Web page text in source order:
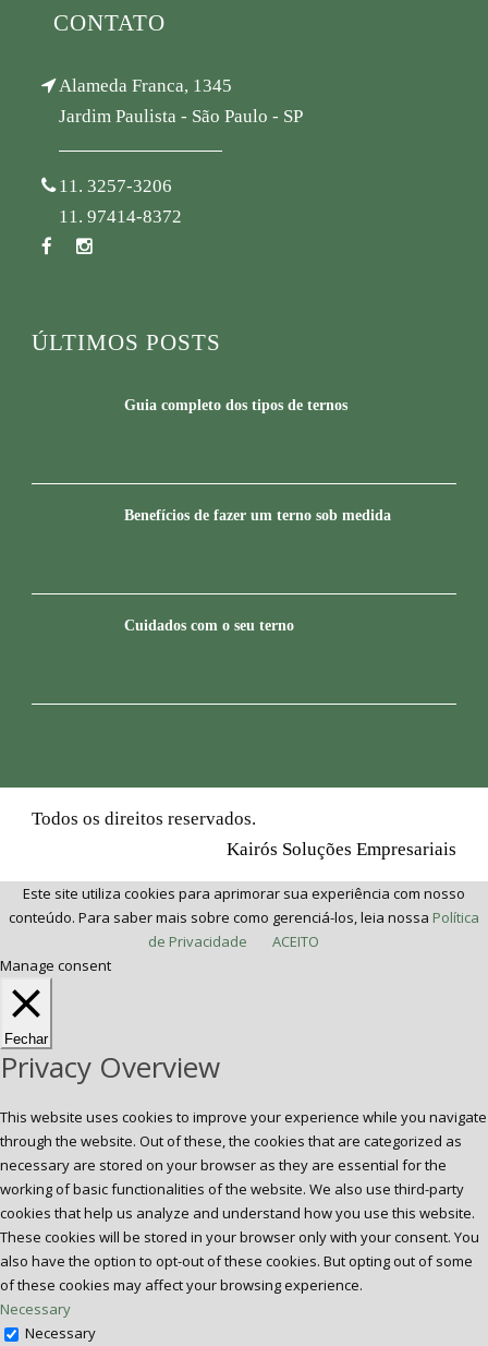
CONTATO
Alameda Franca, 1345
Jardim Paulista - São Paulo - SP
11. 3257-3206
11. 97414-8372
ÚLTIMOS POSTS
Guia completo dos tipos de ternos
Benefícios de fazer um terno sob medida
Cuidados com o seu terno
Todos os direitos reservados.
Kairós Soluções Empresariais
Este site utiliza cookies para aprimorar sua experiência com nosso
conteúdo. Para saber mais sobre como gerenciá-los, leia nossa Política
de Privacidade
ACEITO
Manage consent
Fechar
Privacy Overview
This website uses cookies to improve your experience while you navigate
through the website. Out of these, the cookies that are categorized as
necessary are stored on your browser as they are essential for the
working of basic functionalities of the website. We also use third-party
cookies that help us analyze and understand how you use this website.
These cookies will be stored in your browser only with your consent. You
also have the option to opt-out of these cookies. But opting out of some
of these cookies may affect your browsing experience.
Necessary
Necessary